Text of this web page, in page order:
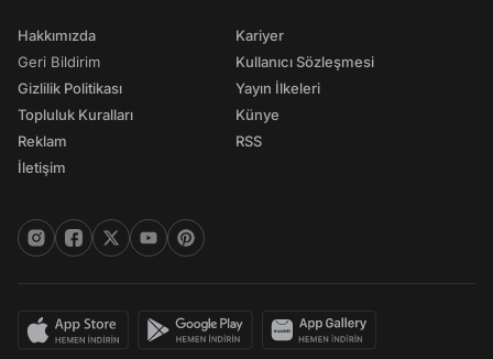
Hakkımızda
Geri Bildirim
Gizlilik Politikası
Topluluk Kuralları
Reklam
İletişim
Kariyer
Kullanıcı Sözleşmesi
Yayın İlkeleri
Künye
RSS